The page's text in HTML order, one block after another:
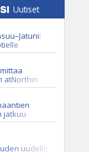
Uutiset
atNorthin
jatkuu
uudelle